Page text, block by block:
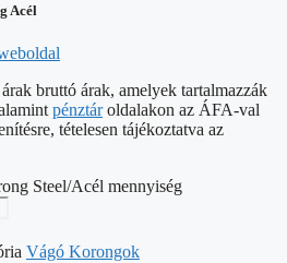
Acél
bruttó árak, amelyek tartalmazzák
pénztároldalakon az ÁFA-val
tételesen tájékoztatva az
Steel/Acél mennyiség
Vágó Korongok